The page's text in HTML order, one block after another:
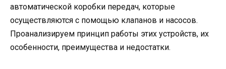
автоматической коробки передач, которые
осуществляются с помощью клапанов и насосов.
Проанализируем принцип работы этих устройств, их
особенности, преимущества и недостатки.